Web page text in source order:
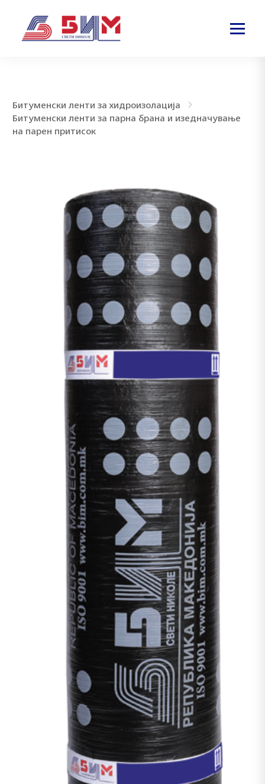
Битуменски ленти за хидроизолација
Битуменски ленти за парна брана и изедначување
на парен притисок